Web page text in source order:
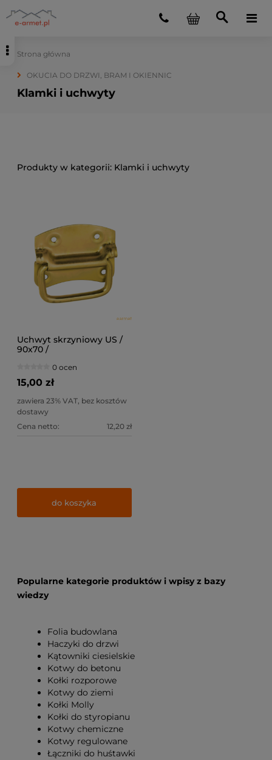
Strona główna
OKUCIA DO DRZWI, BRAM I OKIENNIC
Klamki i uchwyty
Klamki i uchwyty
Uchwyt skrzyniowy US /
90x70 /
0 ocen
15,00 zł
zawiera 23% VAT, bez kosztów
dostawy
Cena netto:
12,20 zł
do koszyka
Popularne kategorie produktów i wpisy z bazy
wiedzy
Folia budowlana
Haczyki do drzwi
Kątowniki ciesielskie
Kotwy do betonu
Kołki rozporowe
Kotwy do ziemi
Kołki Molly
Kołki do styropianu
Kotwy chemiczne
Kotwy regulowane
Łączniki do huśtawki